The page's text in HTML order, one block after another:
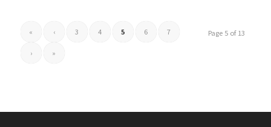
Page 5 of 13
« ‹ 3 4 5 6 7
› »